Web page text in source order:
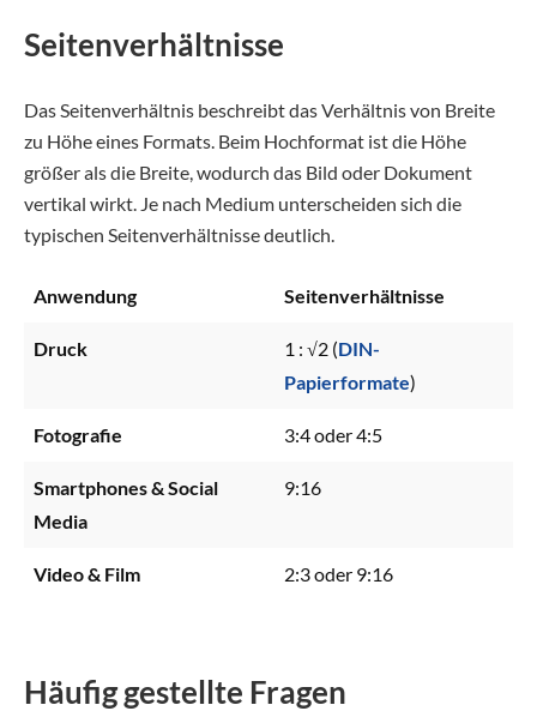
Seitenverhältnisse
Das Seitenverhältnis beschreibt das Verhältnis von Breite
zu Höhe eines Formats. Beim Hochformat ist die Höhe
größer als die Breite, wodurch das Bild oder Dokument
vertikal wirkt. Je nach Medium unterscheiden sich die
typischen Seitenverhältnisse deutlich.
Anwendung Seitenverhältnisse
Druck 1 : √2 (DIN-
Papierformate)
Fotografie 3:4 oder 4:5
Smartphones & Social
Media
9:16
Video & Film 2:3 oder 9:16
Häufig gestellte Fragen